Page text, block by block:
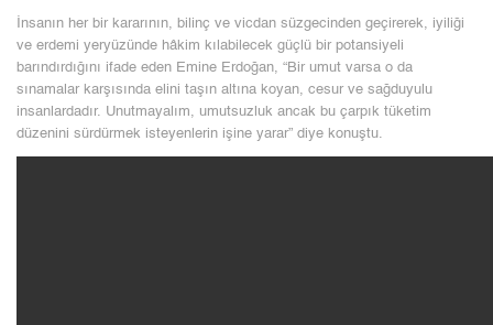
İnsanın her bir kararının, bilinç ve vicdan süzgecinden geçirerek, iyiliği
ve erdemi yeryüzünde hâkim kılabilecek güçlü bir potansiyeli
barındırdığını ifade eden Emine Erdoğan, “Bir umut varsa o da
sınamalar karşısında elini taşın altına koyan, cesur ve sağduyulu
insanlardadır. Unutmayalım, umutsuzluk ancak bu çarpık tüketim
düzenini sürdürmek isteyenlerin işine yarar” diye konuştu.